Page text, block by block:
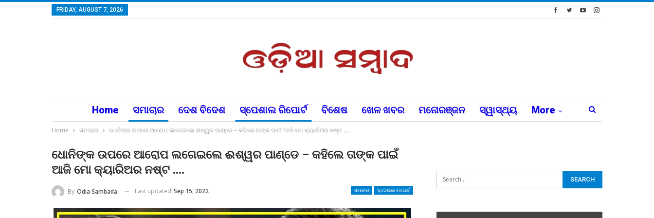
FRIDAY, AUGUST 7, 2026
Home ସମାଚାର ଦେଶ ବିଦେଶ ସ୍ପେଶାଲ ରିପୋର୍ଟ ବିଶେଷ ଖେଳ ଖବର ମନୋରଞ୍ଜନ ସ୍ୱାସ୍ଥ୍ୟ More
Home ସମାଚାର ଧୋନିଙ୍କ ଉପରେ ଆରୋପ ଲଗେଇଲେ ଈଶ୍ୱର ପାଣ୍ଡେ – କହିଲେ ତାଙ୍କ ପାଇଁ ଆଜି ମୋ କ୍ୟାରିଅର ନଷ୍ଟ ….
ଧୋନିଙ୍କ ଉପରେ ଆରୋପ ଲଗେଇଲେ ଈଶ୍ୱର ପାଣ୍ଡେ – କହିଲେ ତାଙ୍କ ପାଇଁ
ଆଜି ମୋ କ୍ୟାରିଅର ନଷ୍ଟ ….
ସମାଚାର ସ୍ପେଶାଲ ରିପୋର୍ଟ
By Odia Sambada Last updated Sep 15, 2022